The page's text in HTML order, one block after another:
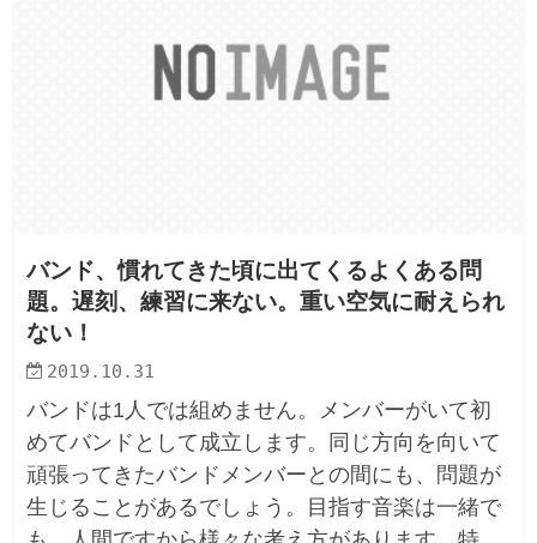
バンド、慣れてきた頃に出てくるよくある問
題。遅刻、練習に来ない。重い空気に耐えられ
ない！
2019.10.31
バンドは1人では組めません。メンバーがいて初
めてバンドとして成立します。同じ方向を向いて
頑張ってきたバンドメンバーとの間にも、問題が
生じることがあるでしょう。目指す音楽は一緒で